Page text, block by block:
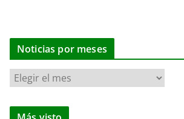
Noticias por meses
N
t